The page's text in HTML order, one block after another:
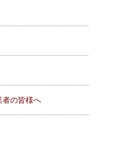
者の皆様へ